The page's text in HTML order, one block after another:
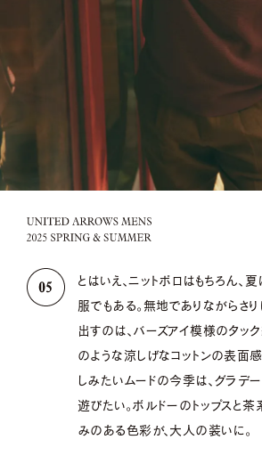
とはいえ、ニットポロはもちろん、
服でもある。無地でありながらさ
出すのは、バーズアイ模様のタッ
のような涼しげなコットンの表面
しみたいムードの今季は、グラデ
遊びたい。ボルドーのトップスと
みのある色彩が、大人の装いに。